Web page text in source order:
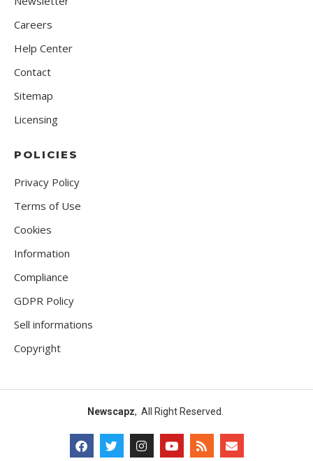
Careers
Help Center
Contact
Sitemap
Licensing
POLICIES
Privacy Policy
Terms of Use
Cookies
Information
Compliance
GDPR Policy
Sell informations
Copyright
Newscapz, All Right Reserved.